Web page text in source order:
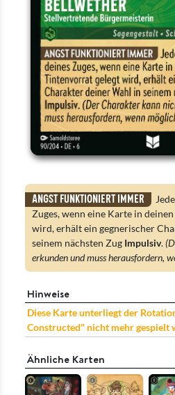
Angst funktioniert immer
Zuges, wenn eine Karte in
wird, erhält ein gegnerischer
seinem nächsten Zug Impulsiv.
erkunden und muss herausfordern,
Hinweise
Diese Karte unterliegt der
Constructed" nicht mehr gespielt
Ähnliche Karten